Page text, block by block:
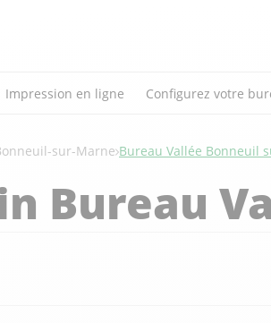
Impression en ligne Configurez votre
sur-Marne Bureau Vallée Bonneuil
Bureau